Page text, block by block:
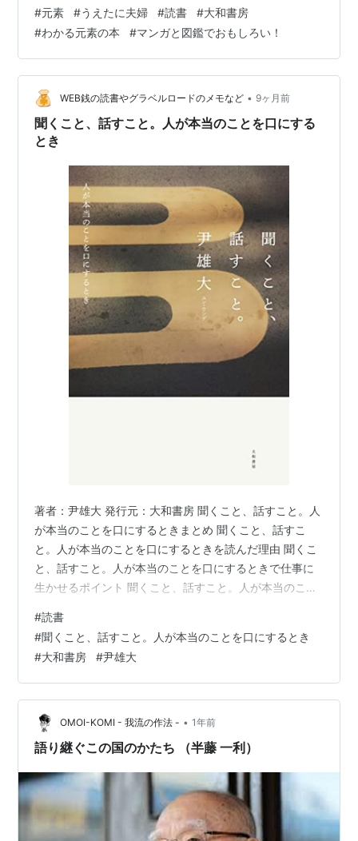
でも多分勉強したんだろうけど全く覚えていない……。
#元素 #うえたに夫婦 #読書 #大和書房
#わかる元素の本 #マンガと図鑑でおもしろい！
WEB銭の読書やグラベルロードのメモなど • 9ヶ月前
聞くこと、話すこと。人が本当のことを口にする
とき
著者：尹雄大 発行元：大和書房 聞くこと、話すこと。人
が本当のことを口にするときまとめ 聞くこと、話すこ
と。人が本当のことを口にするときを読んだ理由 聞くこ
と、話すこと。人が本当のことを口にするときで仕事に
生かせるポイント 聞くこと、話すこと。人が本当のこと
ことを口にするときの感想 聞くこと、話すこと。人が本
当のことを口にするときまとめ 相手の心を開かせるに
は、こちらも心を開かなきゃだめなんだな。 聞くこと、
話すこと。人が本当のことを口にするときを読んだ理由
奥さんに勧められて 聞くこと、話すこと。人が本当のこ
とを口にするときで仕事に生かせる…
#読書
#聞くこと、話すこと。人が本当のことを口にするとき
#大和書房 #尹雄大
OMOI-KOMI - 我流の作法 - • 1年前
語り継ぐこの国のかたち （半藤 一利）